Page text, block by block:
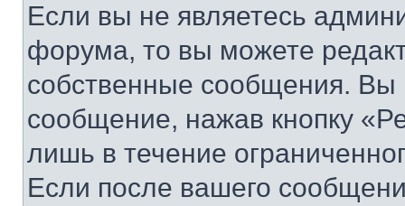
Если вы не являетесь
форума, то вы можете
собственные сообщения. Вы
сообщение, нажав кнопку
лишь в течение
Если после вашего